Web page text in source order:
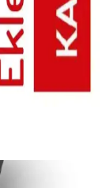
Çözümleri
teknolojisiyle
azaltır ve